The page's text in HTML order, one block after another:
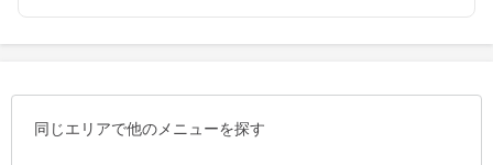
同じエリアで他のメニューを探す